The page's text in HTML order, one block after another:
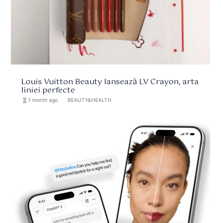
Louis Vuitton Beauty lansează LV Crayon, arta
liniei perfecte
hourglass_full 1 month ago BEAUTY&HEALTH